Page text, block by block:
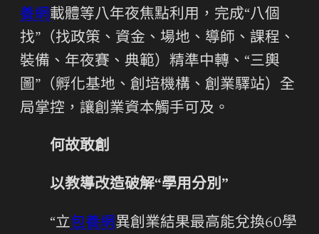
養網載體等八年夜焦點利用，完成“八個
找”（找政策、資金、場地、導師、課程、
裝備、年夜賽、典範）精準中轉、“三輿
圖”（孵化基地、創培機構、創業驛站）全
局掌控，讓創業資本觸手可及。
何故敢創
以教導改造破解“學用分別”
“立包養網異創業結果最高能兌換60學